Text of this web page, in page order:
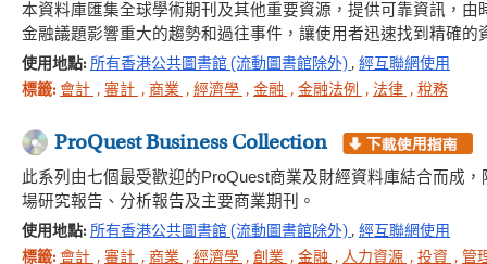
本資料庫匯集全球學術期刊及其他重要資源，提供可靠資訊，
金融議題影響重大的趨勢和過往事件，讓使用者迅速找到精確的
使用地點: 所有香港公共圖書館 (流動圖書館除外) , 經互聯網使用
標籤: 會計 , 審計 , 商業 , 經濟學 , 金融 , 金融法例 , 法律 , 稅務
ProQuest Business Collection
此系列由七個最受歡迎的ProQuest商業及財經資料庫結合而成
場研究報告、分析報告及主要商業期刊。
使用地點: 所有香港公共圖書館 (流動圖書館除外) , 經互聯網使用
標籤: 會計 , 審計 , 商業 , 經濟學 , 創業 , 金融 , 人力資源 , 投資 , 管